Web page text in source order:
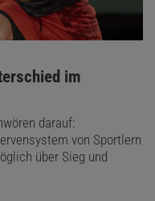
im
darauf:
von Sportlern
über Sieg und